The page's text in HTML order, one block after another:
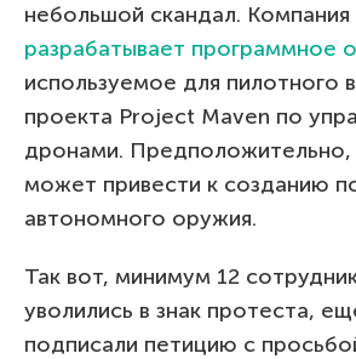
небольшой скандал.
разрабатывает программное
используемое для пилотного
проекта Project Maven по
дронами.
может привести к созданию
автономного оружия.
Так вот, минимум 12
уволились в знак протеста,
подписали петицию с